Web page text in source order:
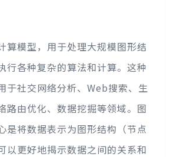
算模型，用于处理大规模图形结
行各种复杂的算法和计算。这种
于社交网络分析、Web搜索、生
路由优化、数据挖掘等领域。图
是将数据表示为图形结构（节点
以更好地揭示数据之间的关系和